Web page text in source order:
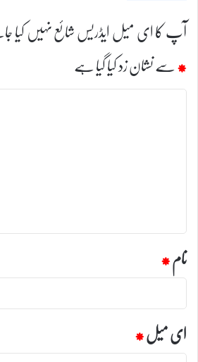
آپ کا ای میل ایڈریس شائع نہیں کیا
*سے نشان زد کیا گیا ہے
ت
نام*
ای میل*